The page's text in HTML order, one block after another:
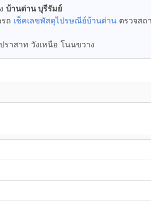
บ้านด่าน บุรีรัมย์
ถ เช็คเลขพัสดุไปรษณีย์บ้านด่าน ตรวจสถ
าสาท วังเหนือ โนนขวาง